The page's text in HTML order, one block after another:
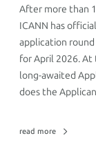
After more than
ICANN has
application
for April 2026.
long-awaited
does the
read more